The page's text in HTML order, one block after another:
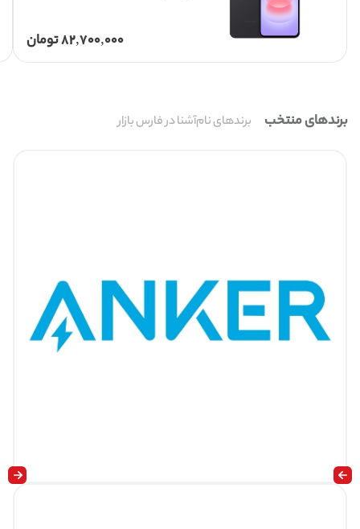
82,700,000تومان
برندهای منتخب برندهای نام‌آشنا در فارس بازار